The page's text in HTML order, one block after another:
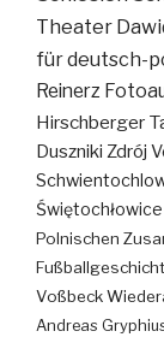
Theater
für deutsch-
Reinerz
Hirschberger
Duszniki Zdrój
Świętochłowice
Polnischen
Voßbeck
Andreas